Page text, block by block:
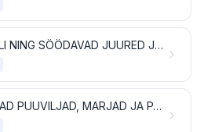
KÖÖGIVILI NING SÖÖDAVAD JUURED JA MUGULAD
SÖÖDAVAD PUUVILJAD, MARJAD JA PÄHKLID; TSITRUSVILJADE JA MELONITE KOOR